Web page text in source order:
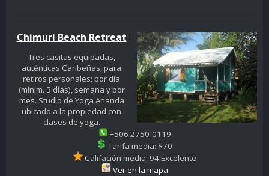
Chimuri Beach Retreat
Tres casitas equipadas,
auténticas Caribeñas, para
retiros personales; por día
(mínim. 3 días), semana y por
mes. Studio de Yoga Ananda
ubicado a la propiedad con
clases de yoga.
+506 2750-0119
Tarifa media: $70
Califación media: 94 Excelente
Ver en la mapa